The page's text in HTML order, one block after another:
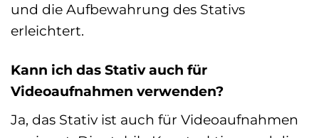
und die Aufbewahrung des Stativs
erleichtert.
Kann ich das Stativ auch für
Videoaufnahmen verwenden?
Ja, das Stativ ist auch für Videoaufnahmen